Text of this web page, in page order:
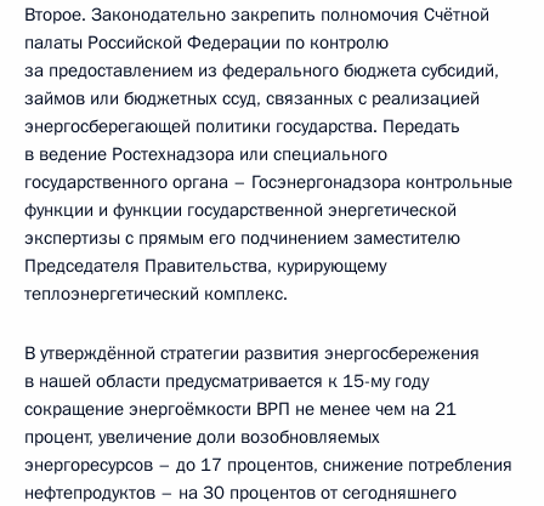
Второе. Законодательно закрепить полномочия Счётной
палаты Российской Федерации по контролю
за предоставлением из федерального бюджета субсидий,
займов или бюджетных ссуд, связанных с реализацией
энергосберегающей политики государства. Передать
в ведение Ростехнадзора или специального
государственного органа – Госэнергонадзора контрольные
функции и функции государственной энергетической
экспертизы с прямым его подчинением заместителю
Председателя Правительства, курирующему
теплоэнергетический комплекс.
В утверждённой стратегии развития энергосбережения
в нашей области предусматривается к 15-му году
сокращение энергоёмкости ВРП не менее чем на 21
процент, увеличение доли возобновляемых
энергоресурсов – до 17 процентов, снижение потребления
нефтепродуктов – на 30 процентов от сегодняшнего